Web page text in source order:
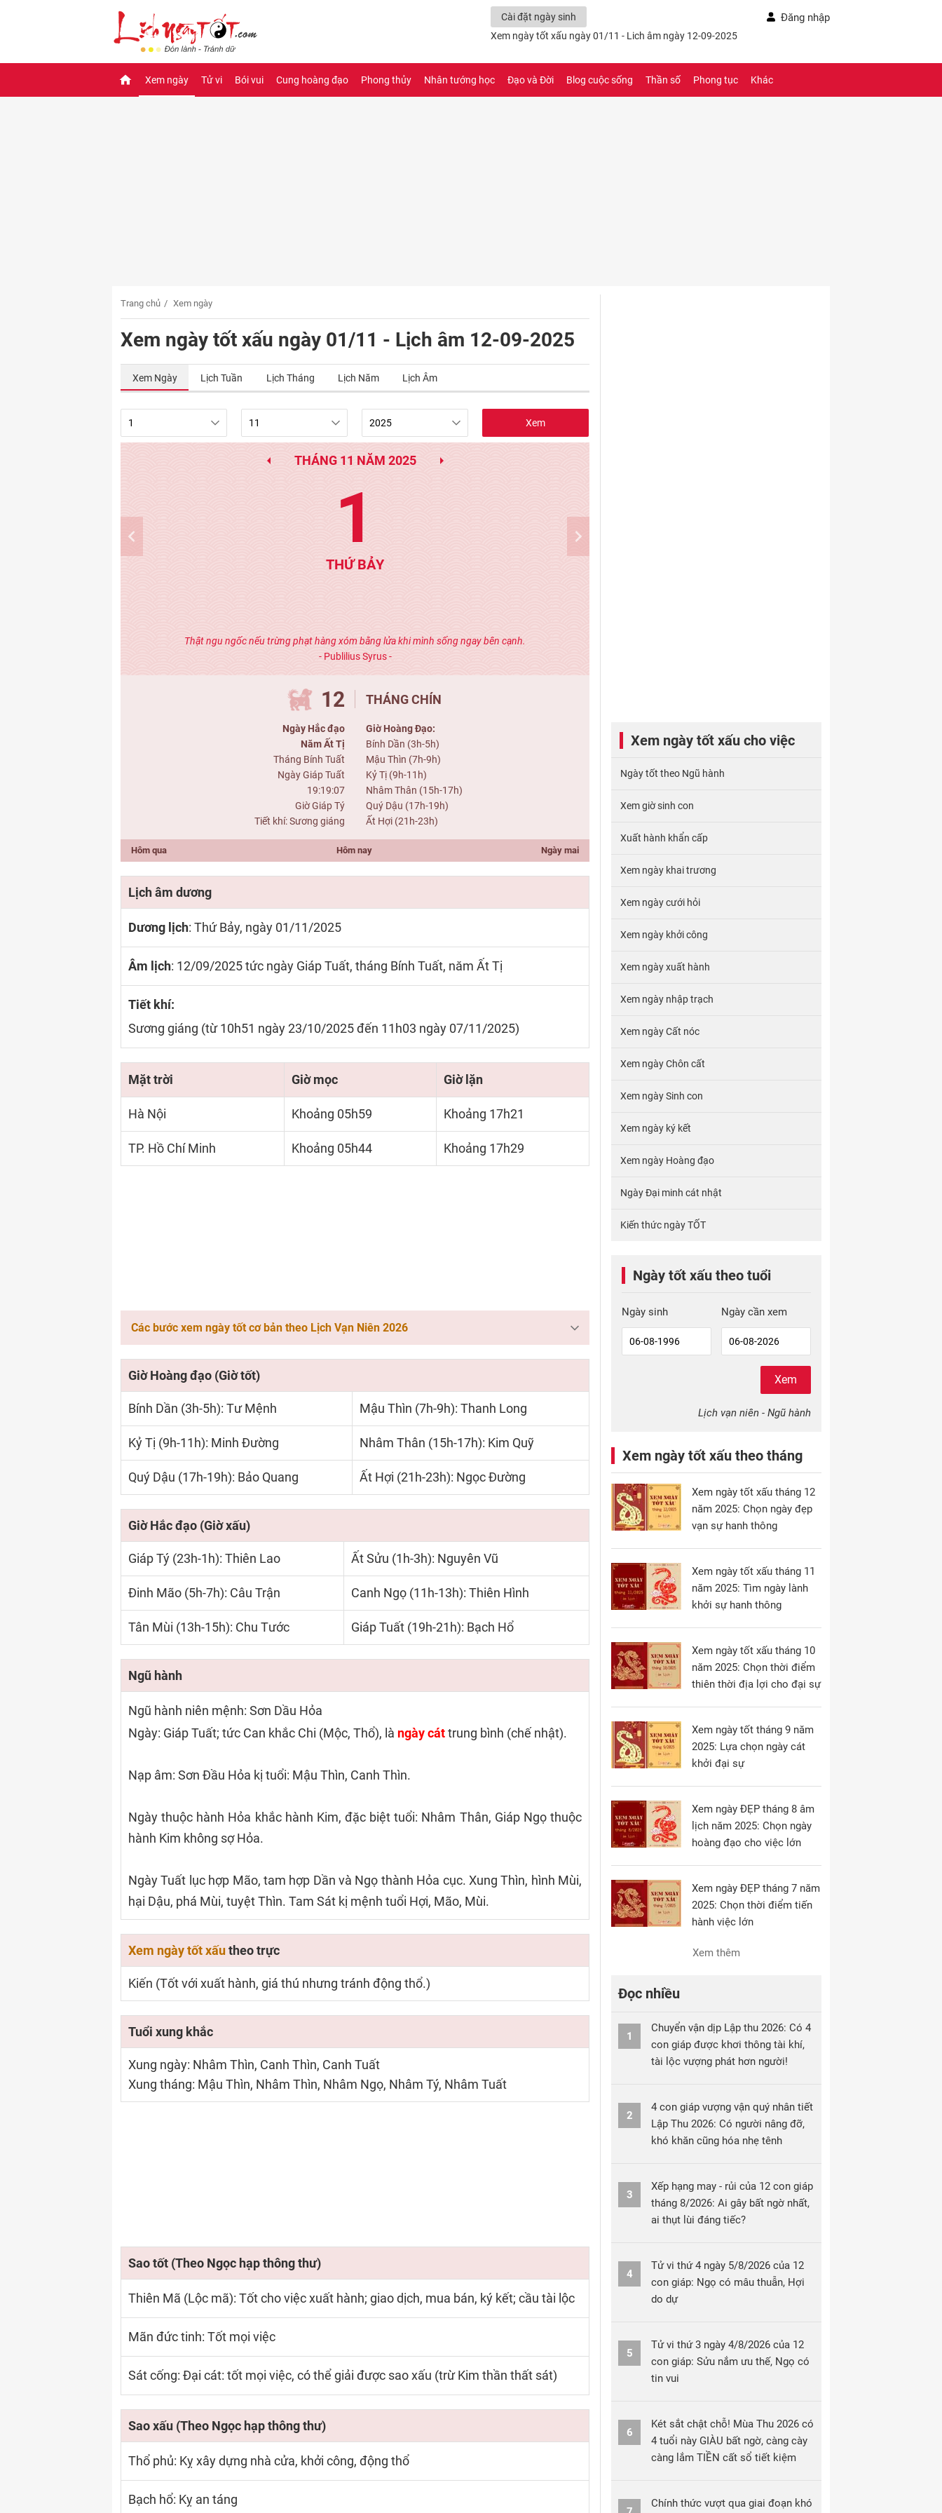
Cài đặt ngày sinh Đăng nhập
Xem ngày tốt xấu ngày 01/11 - Lich âm ngày 12-09-2025
Xem ngày Tử vi Bói vui Cung hoàng đạo Phong thủy Nhân tướng học Đạo và Đời Blog cuộc sống Thần số Phong tục Khác
Trang chủ Xem ngày
Xem ngày tốt xấu ngày 01/11 - Lịch âm 12-09-2025
Xem Ngày Lịch Tuần Lịch Tháng Lịch Năm Lịch Âm
Xem
THÁNG 11 NĂM 2025
1
THỨ BẢY
Thật ngu ngốc nếu trừng phạt hàng xóm bằng lửa khi mình sống ngay bên cạnh.
- Publilius Syrus -
12
Ngày Hắc đạo
Năm Ất Tị
Tháng Bính Tuất
Ngày Giáp Tuất
19:19:07
Giờ Giáp Tý
Tiết khí: Sương giáng
THÁNG CHÍN
Giờ Hoàng Đạo:
Bính Dần (3h-5h)
Mậu Thìn (7h-9h)
Kỷ Tị (9h-11h)
Nhâm Thân (15h-17h)
Quý Dậu (17h-19h)
Ất Hợi (21h-23h)
Hôm qua Hôm nay Ngày mai
Lịch âm dương
Dương lịch: Thứ Bảy, ngày 01/11/2025
Âm lịch: 12/09/2025 tức ngày Giáp Tuất, tháng Bính Tuất, năm Ất Tị
Tiết khí:
Sương giáng (từ 10h51 ngày 23/10/2025 đến 11h03 ngày 07/11/2025)
Mặt trời Giờ mọc Giờ lặn
Hà Nội Khoảng 05h59 Khoảng 17h21
TP. Hồ Chí Minh Khoảng 05h44 Khoảng 17h29
Các bước xem ngày tốt cơ bản theo Lịch Vạn Niên 2026
Giờ Hoàng đạo (Giờ tốt)
Bính Dần (3h-5h): Tư Mệnh Mậu Thìn (7h-9h): Thanh Long
Kỷ Tị (9h-11h): Minh Đường Nhâm Thân (15h-17h): Kim Quỹ
Quý Dậu (17h-19h): Bảo Quang Ất Hợi (21h-23h): Ngọc Đường
Giờ Hắc đạo (Giờ xấu)
Giáp Tý (23h-1h): Thiên Lao Ất Sửu (1h-3h): Nguyên Vũ
Đinh Mão (5h-7h): Câu Trận Canh Ngọ (11h-13h): Thiên Hình
Tân Mùi (13h-15h): Chu Tước Giáp Tuất (19h-21h): Bạch Hổ
Ngũ hành
Ngũ hành niên mệnh: Sơn Dầu Hỏa
Ngày: Giáp Tuất; tức Can khắc Chi (Mộc, Thổ), là ngày cáttrung bình (chế nhật).
Nạp âm: Sơn Đầu Hỏa kị tuổi: Mậu Thìn, Canh Thìn.
Ngày thuộc hành Hỏa khắc hành Kim, đặc biệt tuổi: Nhâm Thân, Giáp Ngọ thuộc
hành Kim không sợ Hỏa.
Ngày Tuất lục hợp Mão, tam hợp Dần và Ngọ thành Hỏa cục. Xung Thìn, hình Mùi,
hại Dậu, phá Mùi, tuyệt Thìn. Tam Sát kị mệnh tuổi Hợi, Mão, Mùi.
Xem ngày tốt xấutheo trực
Kiến (Tốt với xuất hành, giá thú nhưng tránh động thổ.)
Tuổi xung khắc
Xung ngày: Nhâm Thìn, Canh Thìn, Canh Tuất
Xung tháng: Mậu Thìn, Nhâm Thìn, Nhâm Ngọ, Nhâm Tý, Nhâm Tuất
Sao tốt (Theo Ngọc hạp thông thư)
Thiên Mã (Lộc mã): Tốt cho việc xuất hành; giao dịch, mua bán, ký kết; cầu tài lộc
Mãn đức tinh: Tốt mọi việc
Sát cống: Đại cát: tốt mọi việc, có thể giải được sao xấu (trừ Kim thần thất sát)
Sao xấu (Theo Ngọc hạp thông thư)
Thổ phủ: Kỵ xây dựng nhà cửa, khởi công, động thổ
Bạch hổ: Kỵ an táng
Xem ngày tốt xấu cho việc
Ngày tốt theo Ngũ hành
Xem giờ sinh con
Xuất hành khẩn cấp
Xem ngày khai trương
Xem ngày cưới hỏi
Xem ngày khởi công
Xem ngày xuất hành
Xem ngày nhập trạch
Xem ngày Cất nóc
Xem ngày Chôn cất
Xem ngày Sinh con
Xem ngày ký kết
Xem ngày Hoàng đạo
Ngày Đại minh cát nhật
Kiến thức ngày TỐT
Ngày tốt xấu theo tuổi
Ngày sinh Ngày cần xem
Xem
Lịch vạn niên - Ngũ hành
Xem ngày tốt xấu theo tháng
Xem ngày tốt xấu tháng 12
năm 2025: Chọn ngày đẹp
vạn sự hanh thông
Xem ngày tốt xấu tháng 11
năm 2025: Tìm ngày lành
khởi sự hanh thông
Xem ngày tốt xấu tháng 10
năm 2025: Chọn thời điểm
thiên thời địa lợi cho đại sự
Xem ngày tốt tháng 9 năm
2025: Lựa chọn ngày cát
khởi đại sự
Xem ngày ĐẸP tháng 8 âm
lịch năm 2025: Chọn ngày
hoàng đạo cho việc lớn
Xem ngày ĐẸP tháng 7 năm
2025: Chọn thời điểm tiến
hành việc lớn
Xem thêm
Đọc nhiều
1
Chuyển vận dịp Lập thu 2026: Có 4
con giáp được khơi thông tài khí,
tài lộc vượng phát hơn người!
2
4 con giáp vượng vận quý nhân tiết
Lập Thu 2026: Có người nâng đỡ,
khó khăn cũng hóa nhẹ tênh
3
Xếp hạng may - rủi của 12 con giáp
tháng 8/2026: Ai gây bất ngờ nhất,
ai thụt lùi đáng tiếc?
4
Tử vi thứ 4 ngày 5/8/2026 của 12
con giáp: Ngọ có mâu thuẫn, Hợi
do dự
5
Tử vi thứ 3 ngày 4/8/2026 của 12
con giáp: Sửu nắm ưu thế, Ngọ có
tin vui
6
Két sắt chật chỗ! Mùa Thu 2026 có
4 tuổi này GIÀU bất ngờ, càng cày
càng lắm TIỀN cất sổ tiết kiệm
Chính thức vượt qua giai đoạn khó